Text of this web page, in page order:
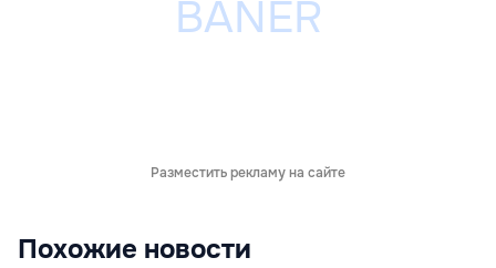
Разместить рекламу на сайте
Похожие новости